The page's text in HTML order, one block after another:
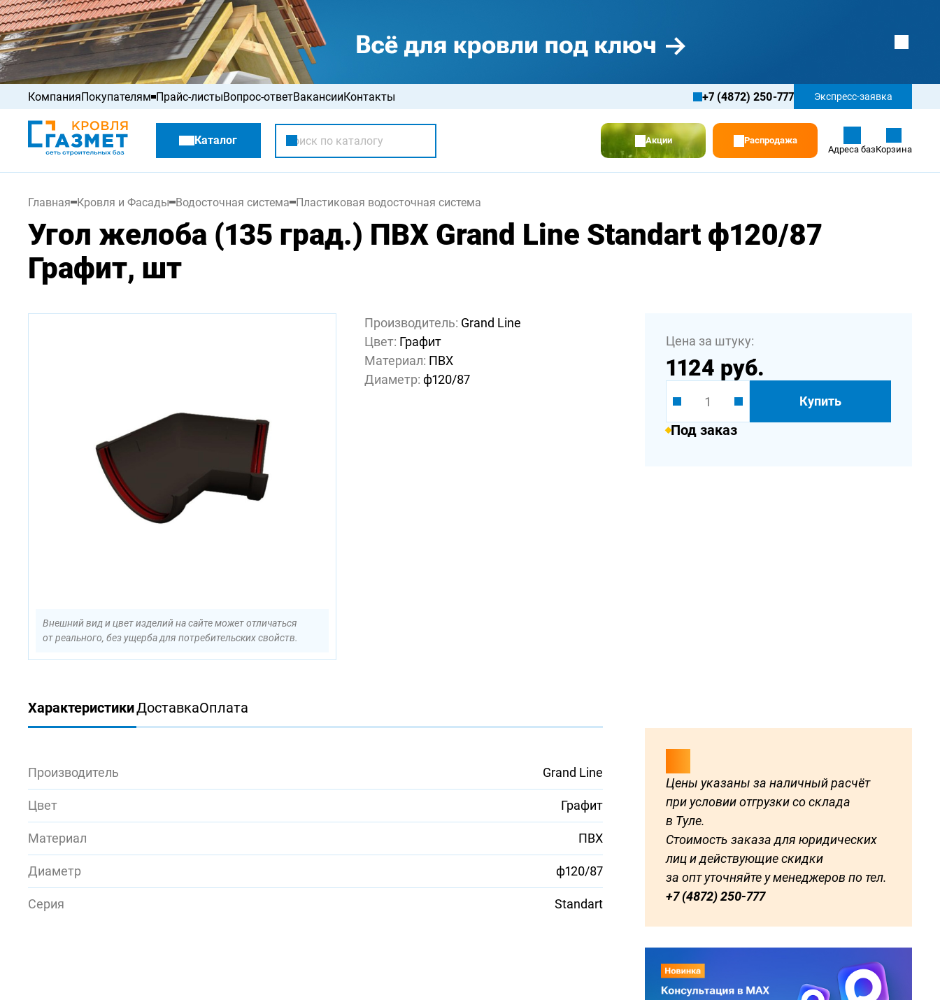
КомпанияПокупателям
Акции
Распродажа
Прайс-листыВопрос-ответВакансииКонтакты +7 (4872) 250-777 Экспресс-заявка
Каталог Акции
Распродажа
Адреса базКорзина
Главная Кровля и Фасады Водосточная система Пластиковая водосточная система
Угол желоба (135 град.) ПВХ Grand Line Standart ф120/87
Графит, шт
Внешний вид и цвет изделий на сайте может отличаться
от реального, без ущерба для потребительских свойств.
Производитель: Grand Line
Цвет: Графит
Материал: ПВХ
Диаметр: ф120/87
Цена за штуку:
1124 руб.
Купить
Под заказ
ХарактеристикиДоставкаОплата
Производитель Grand Line
Цвет Графит
Материал ПВХ
Диаметр ф120/87
Серия Standart
Цены указаны за наличный расчёт
при условии отгрузки со склада
в Туле.
Стоимость заказа для юридических
лиц и действующие скидки
за опт уточняйте у менеджеров по тел.
+7 (4872) 250-777